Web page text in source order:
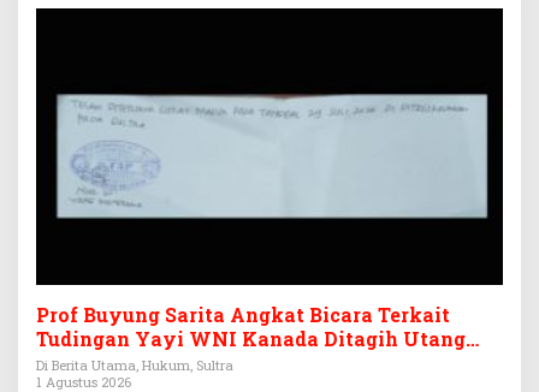
Prof Buyung Sarita Angkat Bicara Terkait
Tudingan Yayi WNI Kanada Ditagih Utang
Rp3,6 Miliar
Di Berita Utama, Hukum, Sultra
1 Agustus 2026